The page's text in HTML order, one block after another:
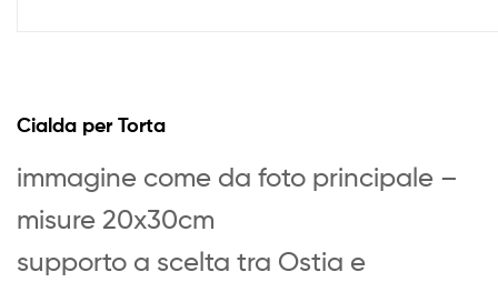
Cialda per Torta
immagine come da foto principale –
misure 20x30cm
supporto a scelta tra Ostia e